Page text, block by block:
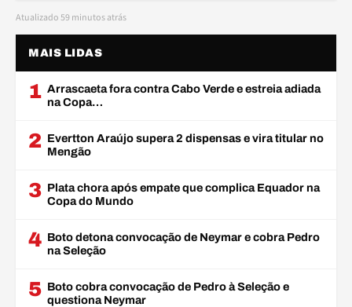
Atualizado 59 minutos atrás
MAIS LIDAS
1 Arrascaeta fora contra Cabo Verde e estreia adiada
na Copa…
2 Evertton Araújo supera 2 dispensas e vira titular no
Mengão
3 Plata chora após empate que complica Equador na
Copa do Mundo
4 Boto detona convocação de Neymar e cobra Pedro
na Seleção
5 Boto cobra convocação de Pedro à Seleção e
questiona Neymar